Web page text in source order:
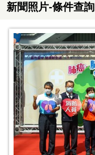
新聞照片-條件查詢